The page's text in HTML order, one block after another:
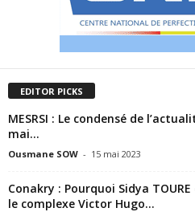
EDITOR PICKS
MESRSI : Le condensé de
mai...
Ousmane SOW - 15 mai 2023
Conakry : Pourquoi Sidya
le complexe Victor Hugo...